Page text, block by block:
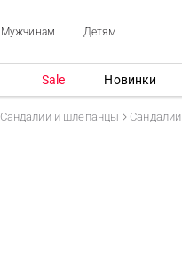
Мужчинам Детям
Sale Новинки
Сандалии и шлепанцы Сандалии